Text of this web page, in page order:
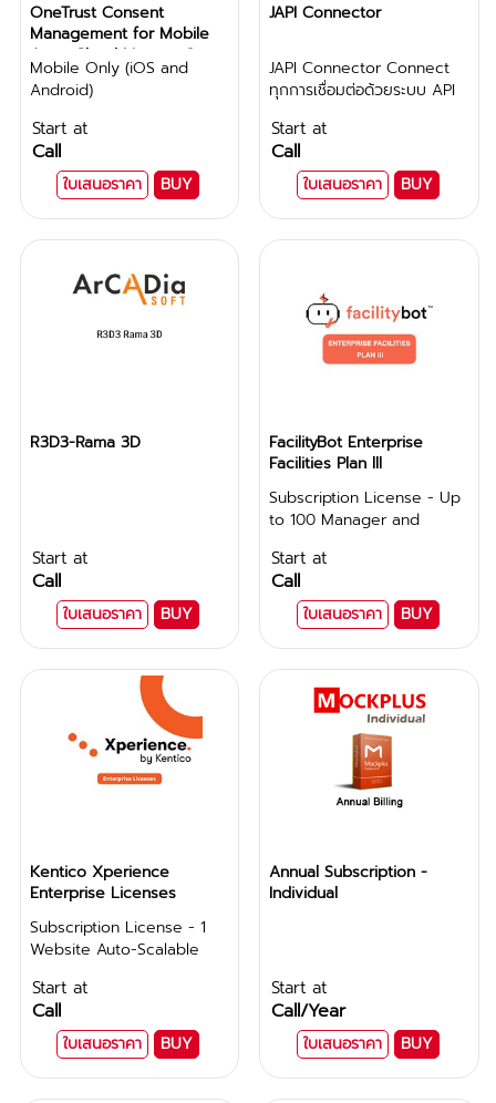
OneTrust Consent
Management for Mobile
Apps Cloud License 2
App (Advanced Edition 1
Year)
Mobile Only (iOS and
Android)
Start at
Call
ใบเสนอราคา BUY
JAPI Connector
JAPI Connector Connect
ทุกการเชื่อมต่อด้วยระบบ API
Start at
Call
ใบเสนอราคา BUY
R3D3-Rama 3D
Start at
Call
ใบเสนอราคา BUY
FacilityBot Enterprise
Facilities Plan lll
Subscription License - Up
to 100 Manager and
Start at
Call
ใบเสนอราคา BUY
Kentico Xperience
Enterprise Licenses
Subscription License - 1
Website Auto-Scalable
Start at
Call
ใบเสนอราคา BUY
Annual Subscription -
Individual
Start at
Call/Year
ใบเสนอราคา BUY